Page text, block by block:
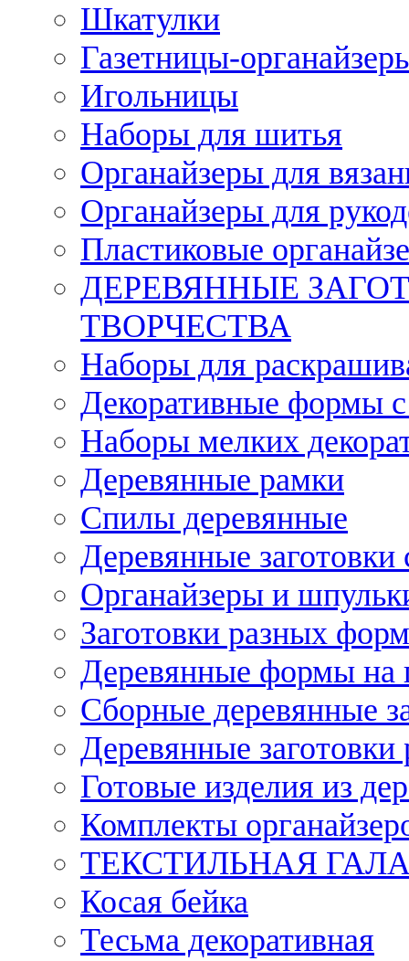
Шкатулки
Газетницы-
Игольницы
Наборы для шитья
Органайзеры для
Органайзеры для
Пластиковые
ДЕРЕВЯННЫЕ
ТВОРЧЕСТВА
Наборы для
Декоративные формы с
Наборы мелких
Деревянные рамки
Спилы деревянные
Деревянные заготовки
Органайзеры и
Заготовки разных
Деревянные формы на
Сборные деревянные
Деревянные заготовки
Готовые изделия из
Комплекты
ТЕКСТИЛЬНАЯ
Косая бейка
Тесьма декоративная